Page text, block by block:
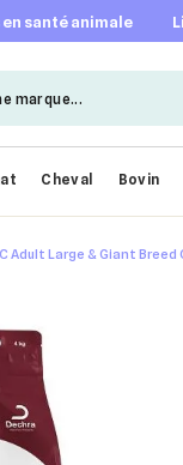
santé animale
Cheval Bovin
Adult Large & Giant Breed